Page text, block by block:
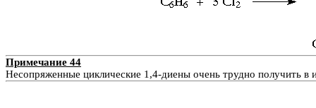
Примечание 44
Несопряженные циклические 1,4-диены очень трудно получить